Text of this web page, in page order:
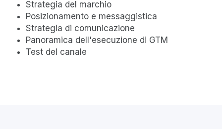
Strategia del marchio
Posizionamento e messaggistica
Strategia di comunicazione
Panoramica dell'esecuzione di GTM
Test del canale